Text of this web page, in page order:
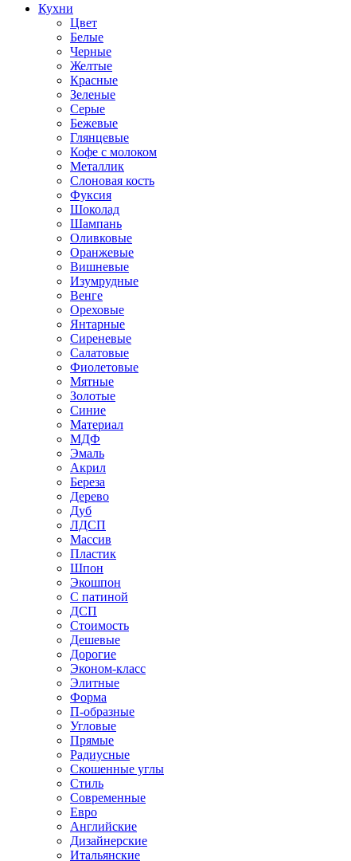
Кухни
Цвет
Белые
Черные
Желтые
Красные
Зеленые
Серые
Бежевые
Глянцевые
Кофе с молоком
Металлик
Слоновая кость
Фуксия
Шоколад
Шампань
Оливковые
Оранжевые
Вишневые
Изумрудные
Венге
Ореховые
Янтарные
Сиреневые
Салатовые
Фиолетовые
Мятные
Золотые
Синие
Материал
МДФ
Эмаль
Акрил
Береза
Дерево
Дуб
ЛДСП
Массив
Пластик
Шпон
Экошпон
С патиной
ДСП
Стоимость
Дешевые
Дорогие
Эконом-класс
Элитные
Форма
П-образные
Угловые
Прямые
Радиусные
Скошенные углы
Стиль
Современные
Евро
Английские
Дизайнерские
Итальянские